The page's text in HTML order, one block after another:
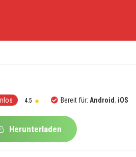
4.5 Bereit für: Android , iOS
Herunterladen